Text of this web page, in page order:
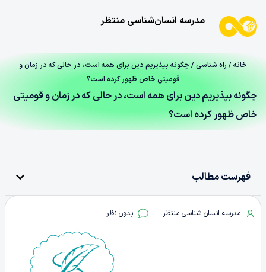
مدرسه انسان‌شناسی منتظر
خانه/ راه شناسی/ چگونه بپذیریم دین برای همه است، در حالی که در زمان و
قومیتی خاص ظهور کرده است؟
چگونه بپذیریم دین برای همه است، در حالی که در زمان و قومیتی
خاص ظهور کرده است؟
فهرست مطالب
مدرسه انسان شناسی منتظر بدون نظر